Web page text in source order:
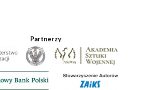
Partnerzy